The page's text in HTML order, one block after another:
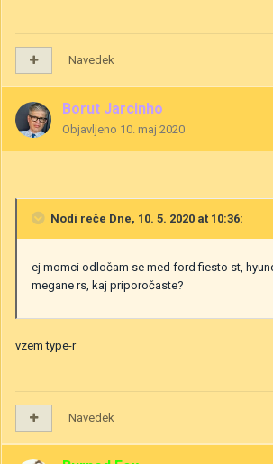
Navedek
Borut Jarcinho
Objavljeno 10. maj 2020
Nodi reče Dne, 10. 5. 2020 at 10:36:
ej momci odločam se med ford fiesto st,
megane rs, kaj priporočaste?
vzem type-r
Navedek